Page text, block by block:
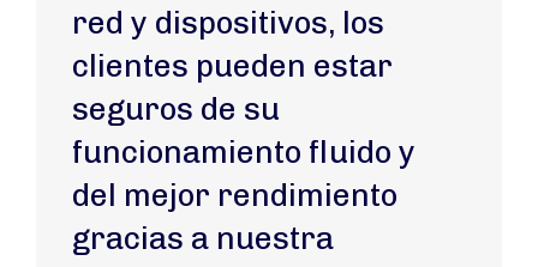
red y dispositivos, los
clientes pueden estar
seguros de su
funcionamiento fluido y
del mejor rendimiento
gracias a nuestra